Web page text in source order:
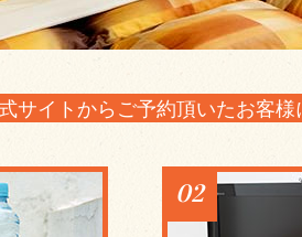
サイトからご予約頂いたお客様
02